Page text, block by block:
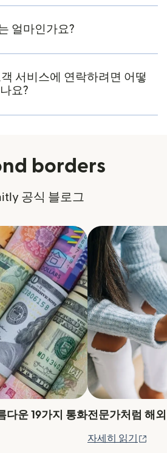
얼마인가요?
서비스에 연락하려면 어떻
요?
borders
공식 블로그
다운 19가지 통화전문가처럼 해
자세히 읽기